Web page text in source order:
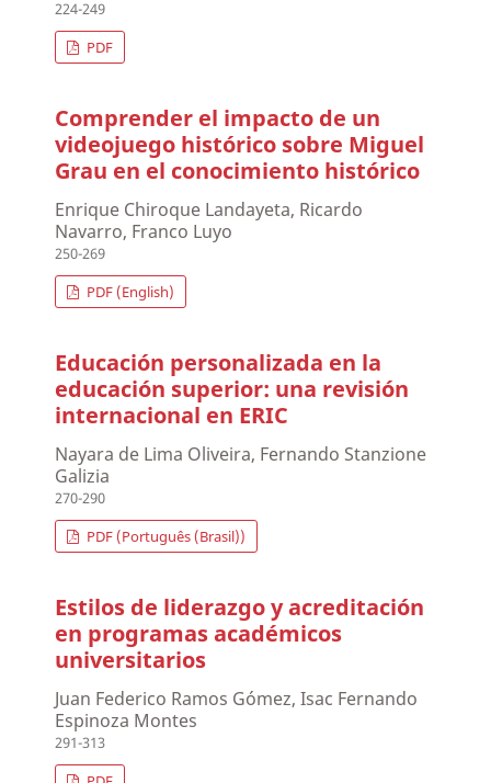
224-249
PDF
Comprender el impacto de un
videojuego histórico sobre Miguel
Grau en el conocimiento histórico
Enrique Chiroque Landayeta, Ricardo
Navarro, Franco Luyo
250-269
PDF (English)
Educación personalizada en la
educación superior: una revisión
internacional en ERIC
Nayara de Lima Oliveira, Fernando Stanzione
Galizia
270-290
PDF (Português (Brasil))
Estilos de liderazgo y acreditación
en programas académicos
universitarios
Juan Federico Ramos Gómez, Isac Fernando
Espinoza Montes
291-313